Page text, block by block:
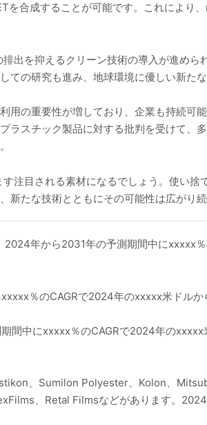
合成することが可能です。これにより
出を抑えるクリーン技術の導入が進め
の研究も進み、地球環境に優しい新た
用の重要性が増しており、企業も持続可
ラスチック製品に対する批判を受けて、
注目される素材になるでしょう。使い捨
たな技術とともにその可能性は広がり続
年から2031年の予測期間中にxxxxx
％のCAGRで2024年のxxxxx米ドル
間中にxxxxx％のCAGRで2024年の
、Sumilon Polyester、Kolon、
、Retal Filmsなどがあります。